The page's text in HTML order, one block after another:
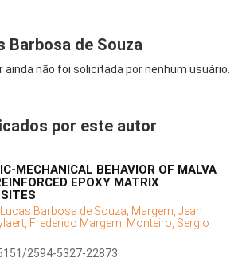
Barbosa de Souza
ainda não foi solicitada por nenhum usuário.
por este autor
MECHANICAL BEHAVIOR OF MALVA
EPOXY MATRIX
Barbosa de Souza; Margem, Jean
Frederico Margem; Monteiro, Sergio
2594-5327-22873